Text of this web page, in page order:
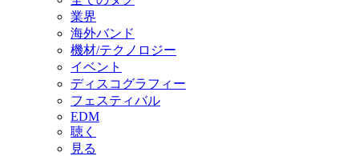
業界
海外バンド
機材/テクノロジー
イベント
ディスコグラフィー
フェスティバル
EDM
聴く
見る